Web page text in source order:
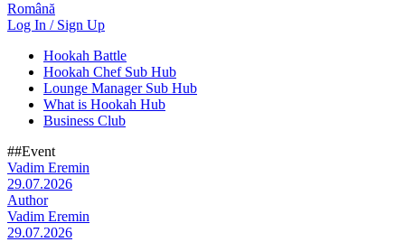
Română
Log In / Sign Up
Hookah Battle
Hookah Chef Sub Hub
Lounge Manager Sub Hub
What is Hookah Hub
Business Club
##Event
Vadim Eremin
29.07.2026
Author
Vadim Eremin
29.07.2026